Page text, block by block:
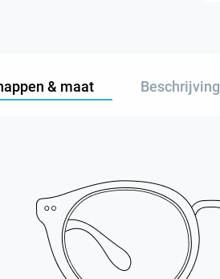
& maat Beschrijving